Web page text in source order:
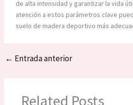
de alta intensidad y garantizar la vida
atención a estos parámetros clave
suelo de madera deportivo más
← Entrada anterior
Related Posts